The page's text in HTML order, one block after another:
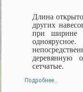
Длина
других
при ширине
деревянную
сетчатые.
Подробнее...